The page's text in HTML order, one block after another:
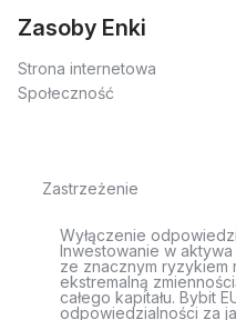
Zasoby Enki
Strona internetowa
Społeczność
Zastrzeżenie
Wyłączenie
Inwestowanie w
ze znacznym ryzykiem
ekstremalną
całego kapitału. Bybit
odpowiedzialności za